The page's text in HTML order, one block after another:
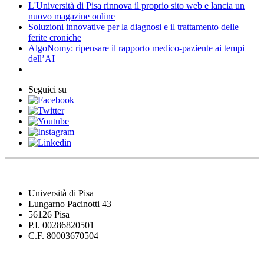
L'Università di Pisa rinnova il proprio sito web e lancia un
nuovo magazine online
Soluzioni innovative per la diagnosi e il trattamento delle
ferite croniche
AlgoNomy: ripensare il rapporto medico-paziente ai tempi
dell’AI
Seguici su
Università di Pisa
Lungarno Pacinotti 43
56126 Pisa
P.I. 00286820501
C.F. 80003670504